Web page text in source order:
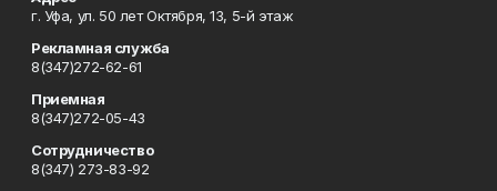
г. Уфа, ул. 50 лет Октября, 13, 5-й этаж
Рекламная служба
8(347)272-62-61
Приемная
8(347)272-05-43
Сотрудничество
8(347) 273-83-92